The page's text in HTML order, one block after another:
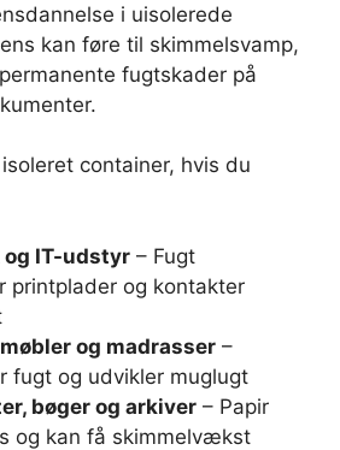
i uisolerede
kan føre til skimmelsvamp,
fugtskader på
container, hvis du
og IT-udstyr – Fugt
printplader og kontakter
og madrasser –
fugt og udvikler muglugt
bøger og arkiver – Papir
og kan få skimmelvækst